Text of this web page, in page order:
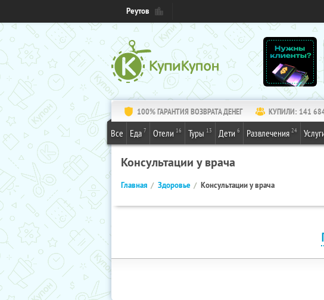
Реутов
100% ГАРАНТИЯ ВОЗВРАТА ДЕНЕГ КУПИЛИ: 141
Все Еда 7 Отели 16 Туры 13 Дети 6 Развлечения 24
Консультации у врача
Главная Здоровье Консультации у врача